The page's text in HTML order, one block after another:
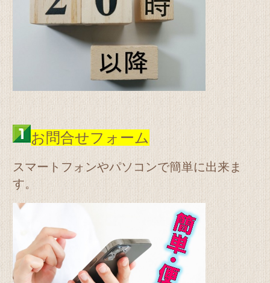
お問合せフォーム
スマートフォンやパソコンで簡単に出来ま
す。